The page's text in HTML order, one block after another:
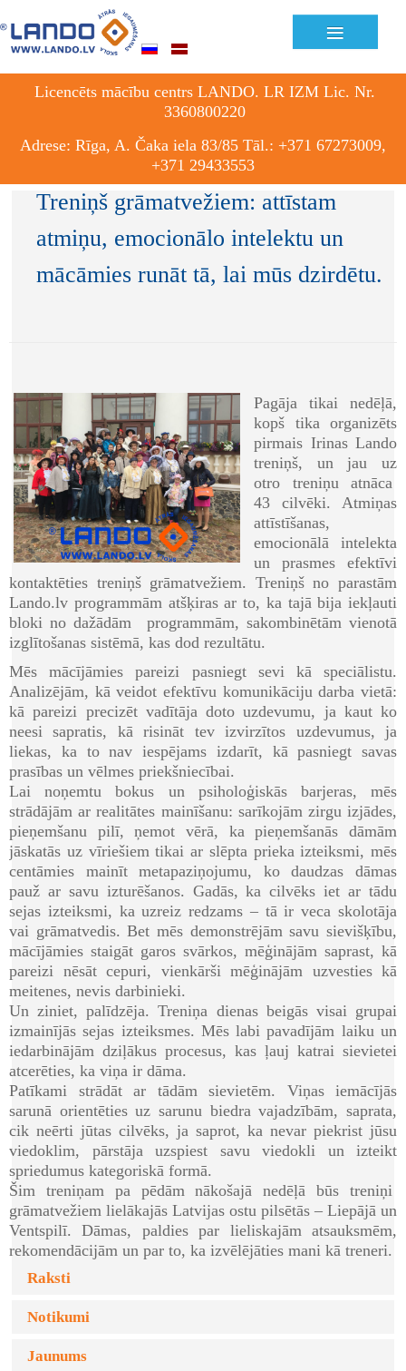
≡
Licencēts mācību centrs LANDO. LR IZM Lic. Nr.
3360800220
Adrese: Rīga, A. Čaka iela 83/85 Tāl.: +371 67273009,
+371 29433553
Treniņš grāmatvežiem: attīstam
atmiņu, emocionālo intelektu un
mācāmies runāt tā, lai mūs dzirdētu.
Pagāja tikai nedēļā,
kopš tika organizēts
pirmais Irinas Lando
treniņš, un jau uz
otro treniņu atnāca
43 cilvēki. Atmiņas
attīstīšanas,
emocionālā intelekta
un prasmes efektīvi
kontaktēties treniņš grāmatvežiem. Treniņš no parastām
Lando.lv programmām atšķiras ar to, ka tajā bija iekļauti
bloki no dažādām programmām, sakombinētām vienotā
izglītošanas sistēmā, kas dod rezultātu.
Mēs mācījāmies pareizi pasniegt sevi kā speciālistu.
Analizējām, kā veidot efektīvu komunikāciju darba vietā:
kā pareizi precizēt vadītāja doto uzdevumu, ja kaut ko
neesi sapratis, kā risināt tev izvirzītos uzdevumus, ja
liekas, ka to nav iespējams izdarīt, kā pasniegt savas
prasības un vēlmes priekšniecībai.
Lai noņemtu bokus un psiholoģiskās barjeras, mēs
strādājām ar realitātes mainīšanu: sarīkojām zirgu izjādes,
pieņemšanu pilī, ņemot vērā, ka pieņemšanās dāmām
jāskatās uz vīriešiem tikai ar slēpta prieka izteiksmi, mēs
centāmies mainīt metapaziņojumu, ko daudzas dāmas
pauž ar savu izturēšanos. Gadās, ka cilvēks iet ar tādu
sejas izteiksmi, ka uzreiz redzams – tā ir veca skolotāja
vai grāmatvedis. Bet mēs demonstrējām savu sievišķību,
mācījāmies staigāt garos svārkos, mēģinājām saprast, kā
pareizi nēsāt cepuri, vienkārši mēģinājām uzvesties kā
meitenes, nevis darbinieki.
Un ziniet, palīdzēja. Treniņa dienas beigās visai grupai
izmainījās sejas izteiksmes. Mēs labi pavadījām laiku un
iedarbinājām dziļākus procesus, kas ļauj katrai sievietei
atcerēties, ka viņa ir dāma.
Patīkami strādāt ar tādām sievietēm. Viņas iemācījās
sarunā orientēties uz sarunu biedra vajadzībām, saprata,
cik neērti jūtas cilvēks, ja saprot, ka nevar piekrist jūsu
viedoklim, pārstāja uzspiest savu viedokli un izteikt
spriedumus kategoriskā formā.
Šim treniņam pa pēdām nākošajā nedēļā būs treniņi
grāmatvežiem lielākajās Latvijas ostu pilsētās – Liepājā un
Ventspilī. Dāmas, paldies par lieliskajām atsauksmēm,
rekomendācijām un par to, ka izvēlējāties mani kā treneri.
Raksti
Notikumi
Jaunums